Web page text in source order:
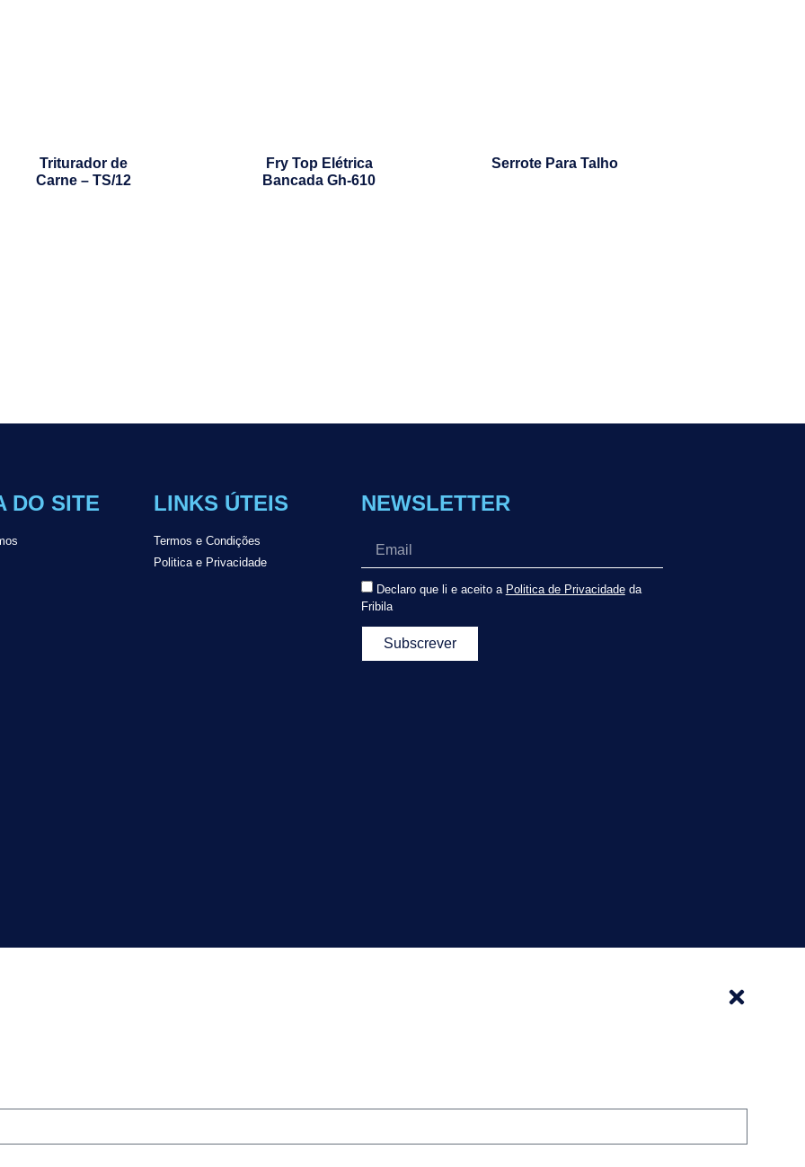
Triturador de
Carne – TS/12
Fry Top Elétrica
Bancada Gh-610
Serrote Para Talho
DO SITE LINKS ÚTEIS
Termos e Condições
Politica e Privacidade
NEWSLETTER
Declaro que li e aceito a Politica de Privacidadeda
Fribila
Subscrever